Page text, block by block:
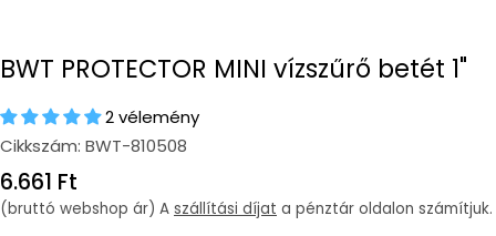
BWT PROTECTOR MINI vízszűrő betét 1"
2 vélemény
Cikkszám: BWT-810508
Regular
price
6.661 Ft
(bruttó webshop ár) A szállítási díjat a pénztár oldalon számítjuk.